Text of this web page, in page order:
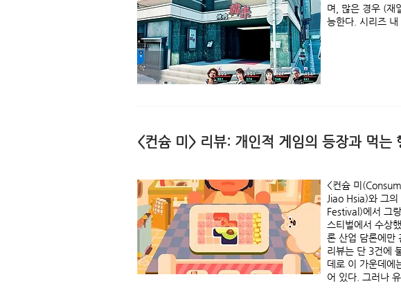
며, 많은 경우 (재
능한다. 시리즈 내
<컨슘 미> 리뷰: 개인적 게임의 등장과 먹는
<컨슘 미
Jiao Hsia)와 그
Festival)에서 그
스티벌에서 수상
론 산업 담론에만
리뷰는 단 3건에
데로 이 가운데에
어 있다. 그러나